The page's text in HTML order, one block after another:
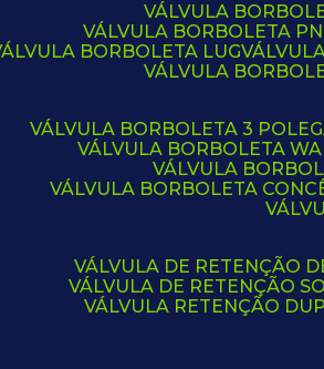
VÁLVULA
VÁLVULA BORBOLETA
VÁLVULA BORBOLETA LUG
VÁLVULA
VÁLVULA BORBOLETA 3
VÁLVULA BORBOLETA
VÁLVULA
VÁLVULA BORBOLETA
VÁLVULA DE RETENÇÃO
VÁLVULA DE RETENÇÃO
VÁLVULA RETENÇÃO